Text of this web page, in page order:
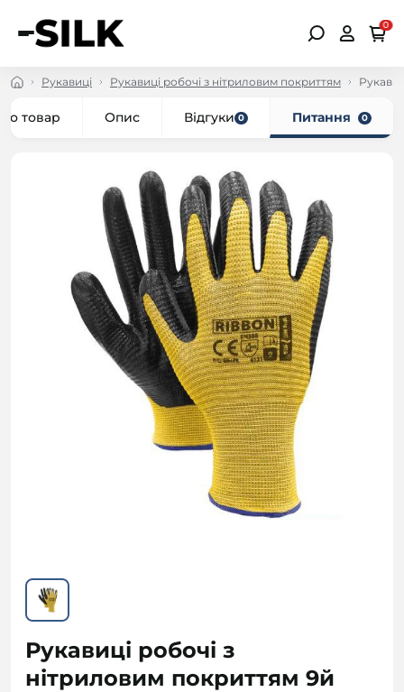
0
Рукавиці Рукавиці робочі з нітриловим покриттям
товар Опис Відгуки 0 Питання 0
Рукавиці робочі з
нітриловим покриттям 9й